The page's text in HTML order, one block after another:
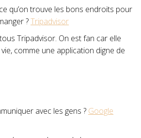
qu’on trouve les bons endroits pour
?Tripadvisor
Tripadvisor. On est fan car elle
comme une application digne de
avec les gens ? Google